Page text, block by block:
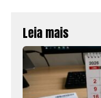
Leia mais